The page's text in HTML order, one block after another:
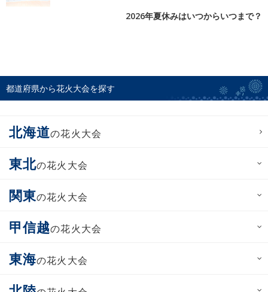
2026年夏休みはいつからいつまで？
都道府県から花火大会を探す
北海道の花火大会
東北の花火大会
関東の花火大会
甲信越の花火大会
東海の花火大会